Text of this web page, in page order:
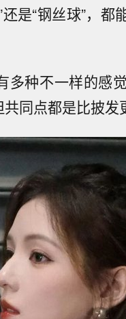
是“钢丝球”，
多种不一样的感
同点都是比披发